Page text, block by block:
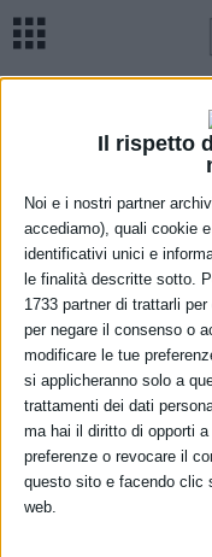
Il rispetto
Noi e i nostri partner
accediamo), quali cookie
identificativi unici e
le finalità descritte sotto.
1733 partner di trattarli
per negare il consenso o
modificare le tue
si applicheranno solo a
trattamenti dei dati
ma hai il diritto di opporti
preferenze o revocare il
questo sito e facendo clic
web.
Home Meteo Previsioni
Previsioni
domenica 23
22 Maggio 2021
Cielo irregolarmente
nuvolosità sul settore
deboli e irregolari